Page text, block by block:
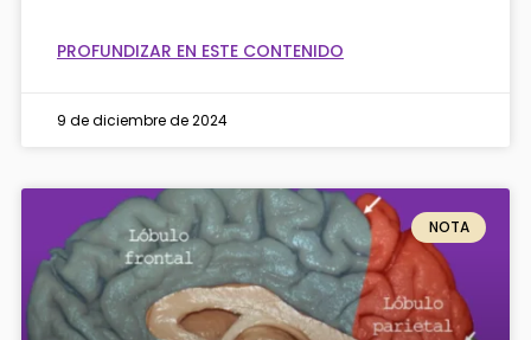
PROFUNDIZAR EN ESTE CONTENIDO
9 de diciembre de 2024
NOTA